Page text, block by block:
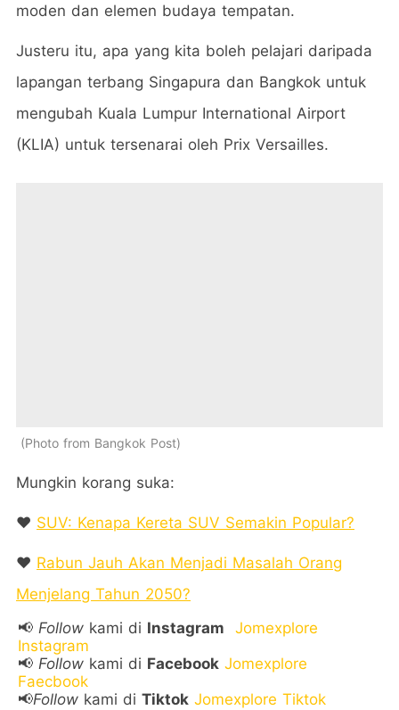
moden dan elemen budaya tempatan.
Justeru itu, apa yang kita boleh pelajari daripada
lapangan terbang Singapura dan Bangkok untuk
mengubah Kuala Lumpur International Airport
(KLIA) untuk tersenarai oleh Prix Versailles.
Photo from Bangkok Post
Mungkin korang suka:
❤️ SUV: Kenapa Kereta SUV Semakin Popular?
❤️ Rabun Jauh Akan Menjadi Masalah Orang
Menjelang Tahun 2050?
📢 Follow kami di Instagram
Jomexplore
Instagram
📢 Follow kami di Facebook Jomexplore
Faecbook
📢Follow kami di Tiktok Jomexplore Tiktok